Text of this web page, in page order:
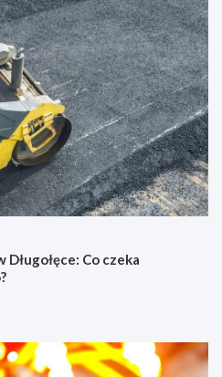
Co czeka